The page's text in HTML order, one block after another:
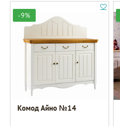
-9%
Комод Айно №14